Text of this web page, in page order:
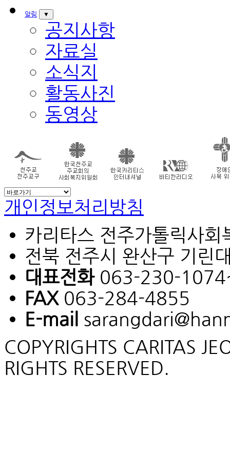
알림 ▼
공지사항
자료실
소식지
활동사진
동영상
개인정보처리방침
카리타스 전주가톨릭사회
전북 전주시 완산구 기
대표전화063-230-
FAX 063-284-4855
E-mail
COPYRIGHTS CARITAS
RIGHTS RESERVED.